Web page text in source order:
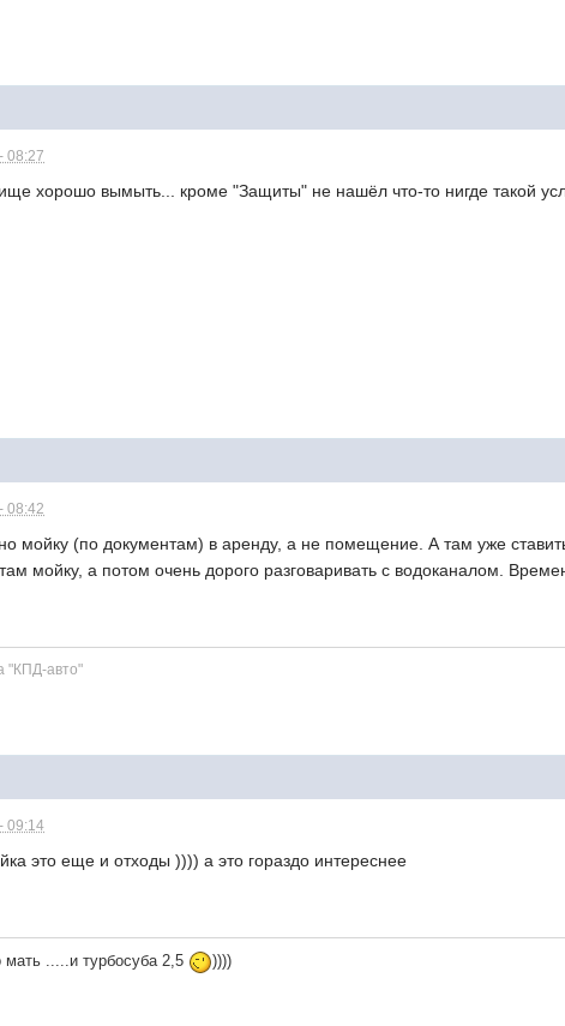
08:27
хорошо вымыть... кроме "Защиты" не нашёл что-то нигде такой
08:42
мойку (по документам) в аренду, а не помещение. А там уже
мойку, а потом очень дорого разговаривать с водоканалом.
"КПД-авто"
09:14
это еще и отходы )))) а это гораздо интереснее
.....и турбосуба 2,5 ))))